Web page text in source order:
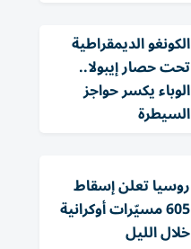
الكونغو الديمقراطية
تحت حصار إيبولا..
الوباء يكسر حواجز
السيطرة
روسيا تعلن إسقاط
605 مسيّرات أوكرانية
خلال الليل